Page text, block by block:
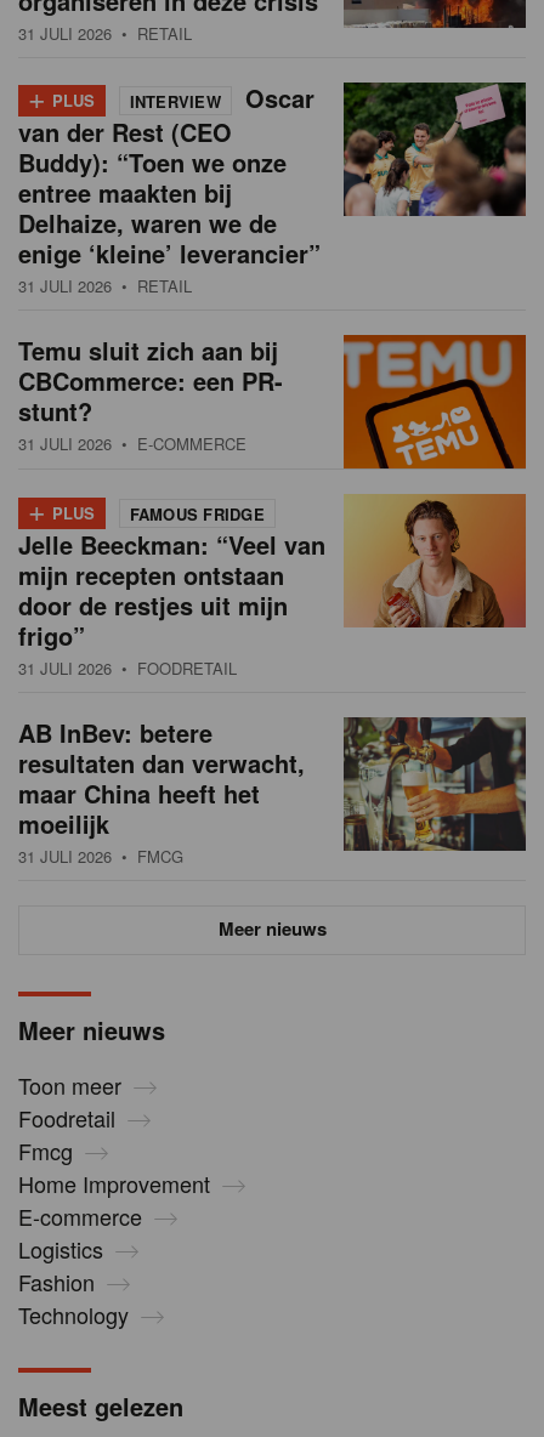
Meer nieuws
Toon meer
Foodretail
Fmcg
Home Improvement
E-commerce
Logistics
Fashion
Technology
31 JULI 2026 • RETAIL
+ PLUS INTERVIEW
Oscar
van der Rest (CEO
Buddy): “Toen we onze
entree maakten bij
Delhaize, waren we de
enige ‘kleine’ leverancier”
31 JULI 2026 • RETAIL
Temu sluit zich aan bij
CBCommerce: een PR-
stunt?
31 JULI 2026 • E-COMMERCE
+ PLUS FAMOUS FRIDGE
Jelle Beeckman: “Veel van
mijn recepten ontstaan
door de restjes uit mijn
frigo”
31 JULI 2026 • FOODRETAIL
AB InBev: betere
resultaten dan verwacht,
maar China heeft het
moeilijk
31 JULI 2026 • FMCG
Meer nieuws
Meest gelezen